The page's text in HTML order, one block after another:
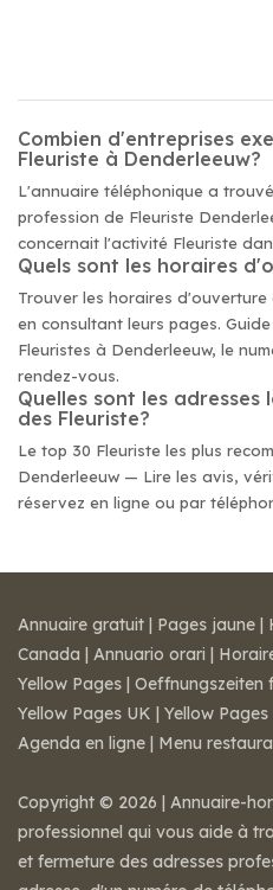
Combien d'entreprises
Fleuriste à Denderleeuw?
L'annuaire téléphonique a
profession de Fleuriste
concernait l'activité Fleuriste
Quels sont les horaires
Trouver les horaires
en consultant leurs pages.
Fleuristes à Denderleeuw, le
rendez-vous.
Quelles sont les adresses
des Fleuriste?
Le top 30 Fleuriste les plus
Denderleeuw — Lire les avis,
réservez en ligne ou par
Annuaire gratuit | Pages jaune |
Canada | Annuario orari |
Yellow Pages | Oeffnungszeiten
Yellow Pages UK | Yellow Pages
Agenda en ligne | Menu
Copyright © 2026 | Annuaire-
professionnel qui vous aide à
et fermeture des adresses